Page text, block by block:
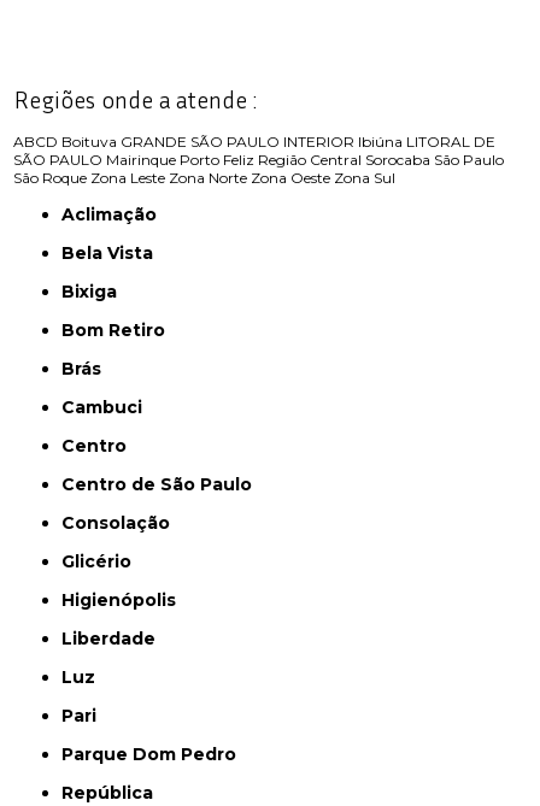
Regiões onde a atende :
ABCD Boituva GRANDE SÃO PAULO INTERIOR Ibiúna LITORAL DE
SÃO PAULO Mairinque Porto Feliz Região Central Sorocaba São Paulo
São Roque Zona Leste Zona Norte Zona Oeste Zona Sul
Aclimação
Bela Vista
Bixiga
Bom Retiro
Brás
Cambuci
Centro
Centro de São Paulo
Consolação
Glicério
Higienópolis
Liberdade
Luz
Pari
Parque Dom Pedro
República